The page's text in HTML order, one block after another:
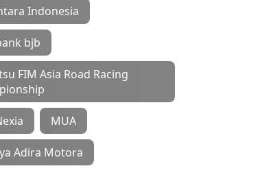
Indonesia
bjb
FIM Asia Road Racing
MUA
Adira Motora